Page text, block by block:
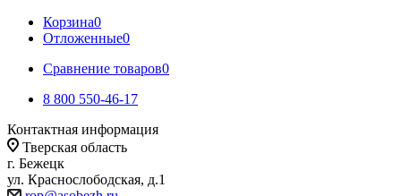
Корзина0
Отложенные0
Сравнение товаров0
8 800 550-46-17
Контактная информация
Тверская область
г. Бежецк
ул. Краснослободская, д.1